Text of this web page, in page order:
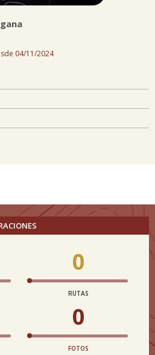
04/11/2024
0
RUTAS
0
FOTOS